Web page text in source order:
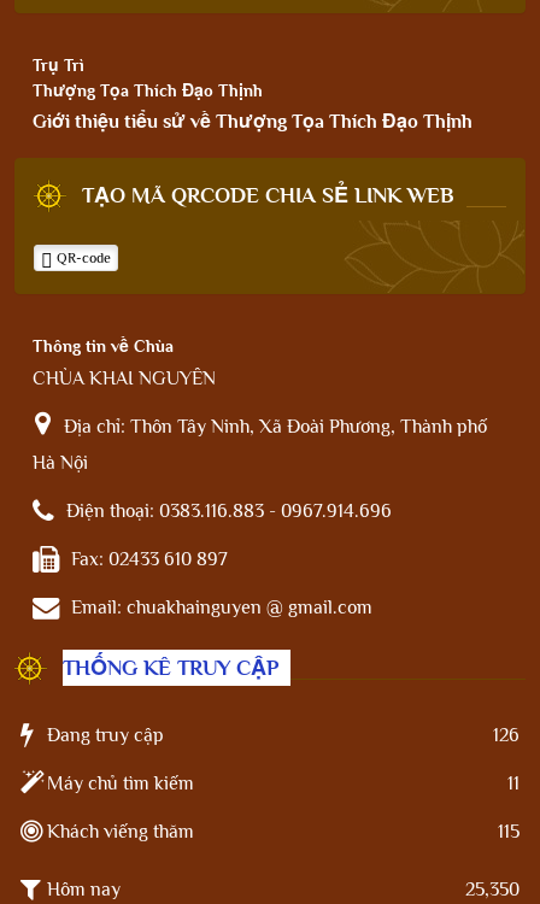
Trụ Trì
Thượng Tọa Thích Đạo Thịnh
Giới thiệu tiểu sử về Thượng Tọa Thích Đạo Thịnh
TẠO MÃ QRCODE CHIA SẺ LINK WEB
QR-code
Thông tin về Chùa
CHÙA KHAI NGUYÊN
Địa chỉ: Thôn Tây Ninh, Xã Đoài Phương, Thành phố
Hà Nội
Điện thoại: 0383.116.883 - 0967.914.696
Fax: 02433 610 897
Email: chuakhainguyen @ gmail.com
THỐNG KÊ TRUY CẬP
Đang truy cập 126
Máy chủ tìm kiếm 11
Khách viếng thăm 115
Hôm nay 25,350